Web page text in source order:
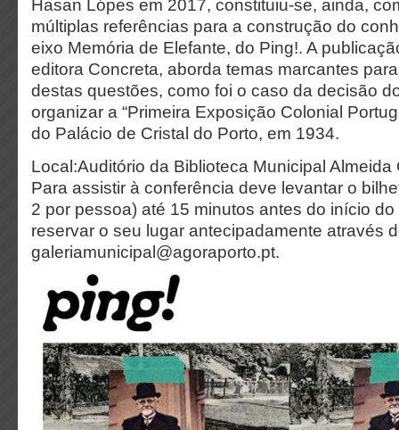
Hasan Lópes em 2017, constituiu-se, ainda,
múltiplas referências para a construção do
eixo Memória de Elefante, do Ping!. A
editora Concreta, aborda temas marcantes
destas questões, como foi o caso da decisão
organizar a “Primeira Exposição Colonial
do Palácio de Cristal do Porto, em 1934.
Local:Auditório da Biblioteca Municipal Almeida
Para assistir à conferência deve levantar o
2 por pessoa) até 15 minutos antes do início
reservar o seu lugar antecipadamente através
galeriamunicipal@agoraporto.pt.